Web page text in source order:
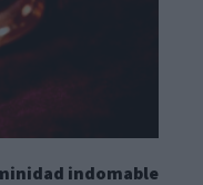
indomable